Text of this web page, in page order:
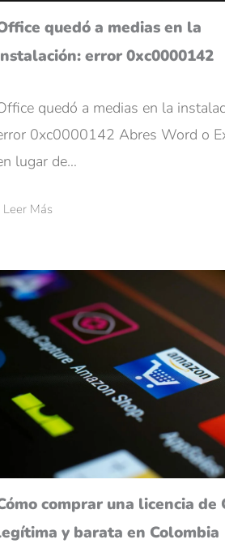
quedó a medias en la
error 0xc0000142
quedó a medias en la
0xc0000142 Abres Word o
lugar de…
Leer Más
comprar una licencia de
y barata en Colombia